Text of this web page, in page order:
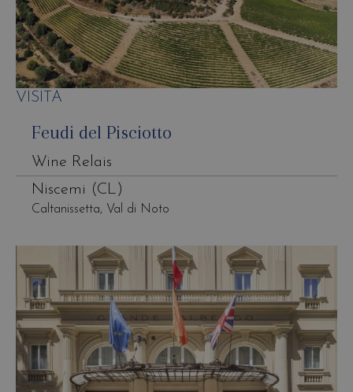
VISITA
Feudi del Pisciotto
Wine Relais
Niscemi (CL)
Caltanissetta, Val di Noto